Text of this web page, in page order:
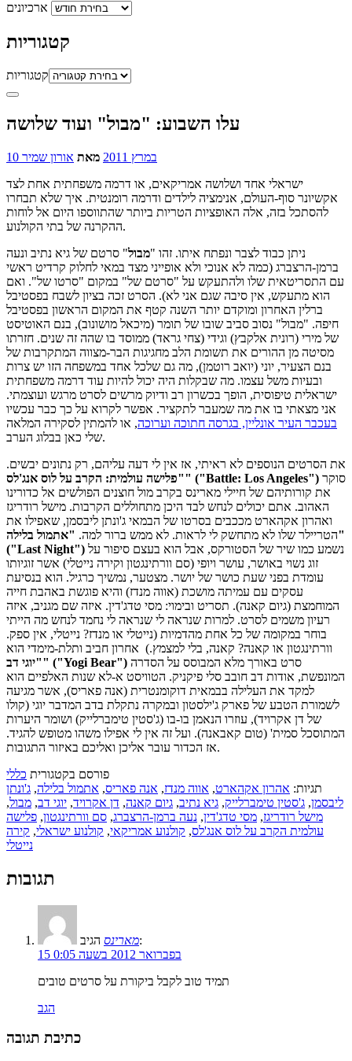
ארכיונים
קטגוריות
קטגוריות
עלו השבוע: "מבול" ועוד שלושה
10 במרץ 2011 מאת אורון שמיר
ישראלי אחד ושלושה אמריקאים, או דרמה משפחתית אחת לצד
אקשיונר סוף-העולם, אנימציה לילדים ודרמה רומנטית. איך שלא תבחרו
להסתכל בזה, אלה האופציות הטריות ביותר שהתווספו היום אל לוחות
ההקרנה של בתי הקולנוע.
ניתן כבוד לצבר ונפתח איתו. זהו "מבול" סרטם של גיא נתיב ונעה
ברמן-הרצברג (כמה לא אנוכי ולא אופייני מצד במאי לחלוק קרדיט ראשי
עם התסריטאית שלו ולהתעקש על "סרטם של" במקום "סרטו של". ואם
הוא מתעקש, אין סיבה שגם אני לא). הסרט זכה בציון לשבח בפסטיבל
ברלין האחרון ומוקדם יותר השנה קטף את המקום הראשון בפסטיבל
חיפה. "מבול" נסוב סביב שובו של תומר (מיכאל מושונוב), בנם האוטיסט
של מירי (רונית אלקבץ) וגידי (צחי גראד) ממוסד בו שהה זה שנים. חזרתו
מסיטה מן ההורים את תשומת הלב מחגיגות הבר-מצווה המתקרבות של
בנם הצעיר, יוני (יואב רוטמן), מה גם שלכל אחד במשפחה הזו יש צרות
ובעיות משל עצמו. מה שבקלות היה יכול להיות עוד דרמה משפחתית
ישראלית טיפוסית, הופך בכשרון רב ודיוק מרשים לסרט מרגש ועוצמתי.
אני מצאתי בו את מה שמעבר לתקציר. אפשר לקרוא על כך כבר עכשיו
בעכבר העיר אונליין, בגרסה חתוכה וערוכה, או להמתין לסקירה המלאה
שלי כאן בבלוג הערב.
את הסרטים הנוספים לא ראיתי, אז אין לי דעה עליהם, רק נתונים יבשים.
"פלישה עולמית: הקרב על לוס אנג'לס" ("Battle: Los Angeles")
את קורותיהם של חיילי מארינס בקרב מול חוצנים הפולשים אל כדורינו
האהוב. אתם יכולים לנחש לבד היכן מתחוללים הקרבות. מישל רודריגז
ואהרון אקהארט מככבים בסרטו של הבמאי ג'ונתן ליבסמן, שאפילו את
הטריילר שלו לא מתחשק לי לראות. לא ממש ברור למה. "אתמול בלילה"
("Last Night")
זוג נשוי באושר, עושר ויופי (סם וורתינגטון וקירה נייטלי) אשר זוגיותו
עומדת בפני שעת כושר של יושר. מצטער, נמשיך כרגיל. הוא בנסיעת
עסקים עם עמיתה מושכת (אווה מנדז) והיא פוגשת באהבת חייה
המוחמצת (גיום קאנה). תסריט ובימוי: מסי טדג'דין. איזה שם מגניב, איזה
רעיון משמים לסרט. למרות שנראה לי שנראה לי נחמד לנחש מה הייתי
בוחר במקומה של כל אחת מהדמיות (נייטלי או מנדז? נייטלי, אין ספק.
וורתינגטון או קאנה? קאנה, בלי למצמץ.) אחרון חביב ותלת-מימדי הוא
"יוגי דב" ("Yogi Bear")
המונפשת, אודות דב חובב סלי פיקניק. הטוויסט א-לא שנות האלפיים הוא
למקד את העלילה בבמאית דוקומנטרית (אנה פאריס), אשר מגיעה
לשמורת הטבע של פארק ג'ילסטון ובמקרה נתקלת בדב המדבר יוגי (קולו
של דן אקרויד), עוזרו הנאמן בו-בו (ג'סטין טימברלייק) ושומר היערות
המתוסכל סמית' (טום קאבאנה). ועל זה אין לי אפילו משהו מטופש להגיד.
אז הכדור עובר אליכן ואליכם באיזור התגובות.
פורסם בקטגורית כללי
תגיות: אהרון אקהארט, אווה מנדז, אנה פאריס, אתמול בלילה, ג'ונתן
ליבסמן, ג'סטין טימברלייק, גיא נתיב, גיום קאנה, דן אקרויד, יוגי דב, מבול,
מישל רודריגז, מסי טדג'דין, נעה ברמן-הרצברג, סם וורתינגטון, פלישה
עולמית הקרב על לוס אנג'לס, קולנוע אמריקאי, קולנוע ישראלי, קירה
נייטלי
תגובות
מארינסהגיב:
15 בפברואר 2012 בשעה 0:05
תמיד טוב לקבל ביקורת על סרטים טובים
הגב
כתיבת תגובה